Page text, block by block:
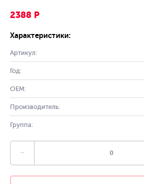
2388 Р
Характеристики:
Артикул:
Год:
OEM:
Производитель:
Группа: